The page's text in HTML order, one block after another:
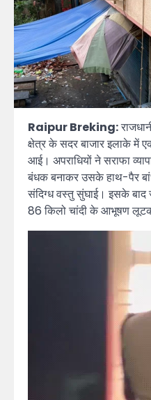
Raipur Breking:
क्षेत्र के सदर बाजार इलाके में
आई। अपराधियों ने सराफा
बंधक बनाकर उसके हाथ-पैर
संदिग्ध वस्तु सुंघाई। इसके बाद
86 किलो चांदी के आभूषण